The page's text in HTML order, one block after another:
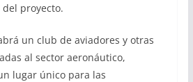
proyecto.
un club de aviadores y otras
al sector aeronáutico,
lugar único para las